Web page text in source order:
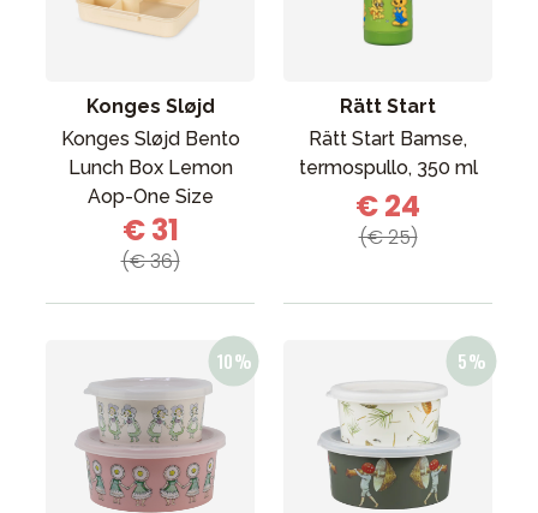
Konges Sløjd
Konges Sløjd Bento
Lunch Box Lemon
Aop-One Size
€ 31
(€ 36)
Rätt Start
Rätt Start Bamse,
termospullo, 350 ml
€ 24
(€ 25)